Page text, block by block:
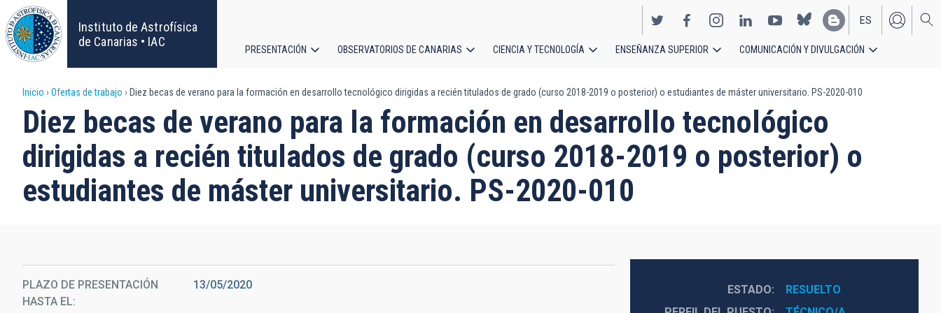
Pasar
al
contenido
principal
Instituto de Astrofísica
de Canarias • IAC
EN
ES
PRESENTACIÓN OBSERVATORIOS DE CANARIAS CIENCIA Y TECNOLOGÍA ENSEÑANZA SUPERIOR COMUNICACIÓN Y DIVULGACIÓN
Sobrescribir
enlaces
de
ayuda
la
navegación
Inicio Ofertas de trabajo Diez becas de verano para la formación en desarrollo tecnológico dirigidas a recién titulados de grado (curso 2018-2019 o posterior) o estudiantes de máster universitario. PS-2020-010
Diez becas de verano para la formación en desarrollo tecnológico
dirigidas a recién titulados de grado (curso 2018-2019 o posterior) o
estudiantes de máster universitario. PS-2020-010
PLAZO DE PRESENTACIÓN
HASTA EL
13/05/2020 ESTADO
RESUELTO